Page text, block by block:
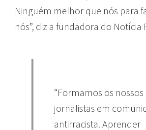
Ninguém melhor que nós para
nós”, diz a fundadora do Notícia
“Formamos os nossos
jornalistas em
antirracista. Aprender